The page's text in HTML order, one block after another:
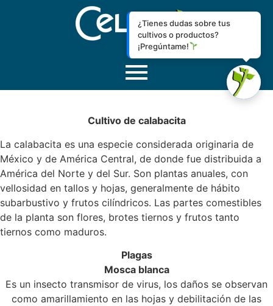
¿Tienes dudas sobre tus
cultivos o productos?
¡Pregúntame!
Cultivo de calabacita
La calabacita es una especie considerada originaria de
México y de América Central, de donde fue distribuida a
América del Norte y del Sur. Son plantas anuales, con
vellosidad en tallos y hojas, generalmente de hábito
subarbustivo y frutos cilíndricos. Las partes comestibles
de la planta son flores, brotes tiernos y frutos tanto
tiernos como maduros.
Plagas
Mosca blanca
Es un insecto transmisor de virus, los daños se observan
como amarillamiento en las hojas y debilitación de las